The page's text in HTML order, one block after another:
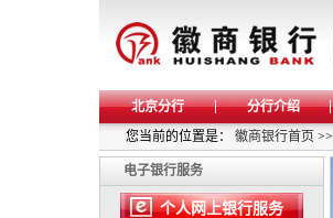
北京分行 分行介绍
您当前的位置是： 徽商银行首页 >>
电子银行服务
个人网上银行服务